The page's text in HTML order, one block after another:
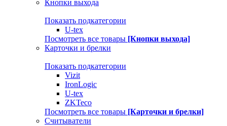
Кнопки выхода
Показать подкатегории
U-tex
Посмотреть все товары [Кнопки выхода]
Карточки и брелки
Показать подкатегории
Vizit
IronLogic
U-tex
ZKTeco
Посмотреть все товары [Карточки и брелки]
Считыватели